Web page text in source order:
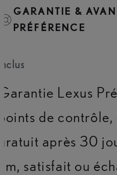
GARANTIE &
PRÉFÉRENCE
Lexus
de
après 30
satisfait ou